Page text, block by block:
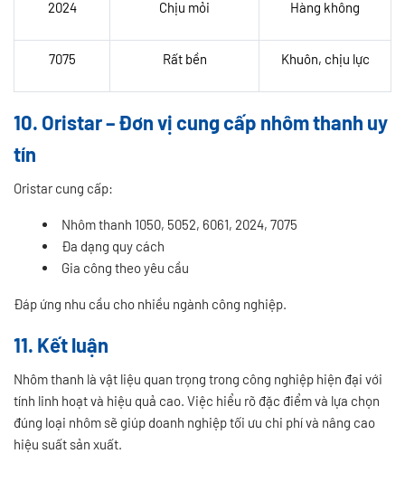
2024 Chịu mỏi Hàng không
7075 Rất bền Khuôn, chịu lực
10. Oristar – Đơn vị cung cấp nhôm thanh uy
tín
Oristar cung cấp:
Nhôm thanh 1050, 5052, 6061, 2024, 7075
Đa dạng quy cách
Gia công theo yêu cầu
Đáp ứng nhu cầu cho nhiều ngành công nghiệp.
11. Kết luận
Nhôm thanh là vật liệu quan trọng trong công nghiệp hiện đại với
tính linh hoạt và hiệu quả cao. Việc hiểu rõ đặc điểm và lựa chọn
đúng loại nhôm sẽ giúp doanh nghiệp tối ưu chi phí và nâng cao
hiệu suất sản xuất.